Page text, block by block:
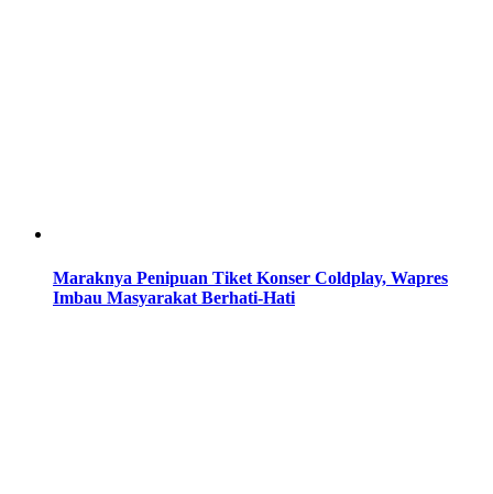
Maraknya Penipuan Tiket Konser Coldplay, Wapres
Imbau Masyarakat Berhati-Hati